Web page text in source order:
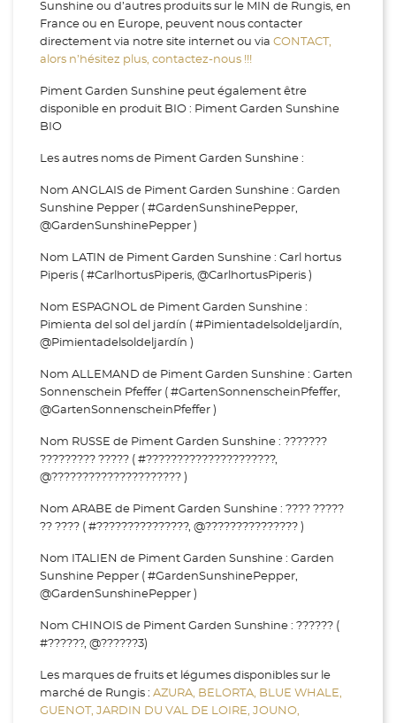
Sunshine ou d’autres produits sur le MIN de Rungis, en
France ou en Europe, peuvent nous contacter
directement via notre site internet ou via CONTACT,
alors n’hésitez plus, contactez-nous !!!
Piment Garden Sunshine peut également être
disponible en produit BIO : Piment Garden Sunshine
BIO
Les autres noms de Piment Garden Sunshine :
Nom ANGLAIS de Piment Garden Sunshine : Garden
Sunshine Pepper ( #GardenSunshinePepper,
@GardenSunshinePepper )
Nom LATIN de Piment Garden Sunshine : Carl hortus
Piperis ( #CarlhortusPiperis, @CarlhortusPiperis )
Nom ESPAGNOL de Piment Garden Sunshine :
Pimienta del sol del jardín ( #Pimientadelsoldeljardín,
@Pimientadelsoldeljardín )
Nom ALLEMAND de Piment Garden Sunshine : Garten
Sonnenschein Pfeffer ( #GartenSonnenscheinPfeffer,
@GartenSonnenscheinPfeffer )
Nom RUSSE de Piment Garden Sunshine : ???????
????????? ????? ( #?????????????????????,
@????????????????????? )
Nom ARABE de Piment Garden Sunshine : ???? ?????
?? ???? ( #???????????????, @??????????????? )
Nom ITALIEN de Piment Garden Sunshine : Garden
Sunshine Pepper ( #GardenSunshinePepper,
@GardenSunshinePepper )
Nom CHINOIS de Piment Garden Sunshine : ?????? (
#??????, @??????3)
Les marques de fruits et légumes disponibles sur le
marché de Rungis : AZURA, BELORTA, BLUE WHALE,
GUENOT, JARDIN DU VAL DE LOIRE, JOUNO,